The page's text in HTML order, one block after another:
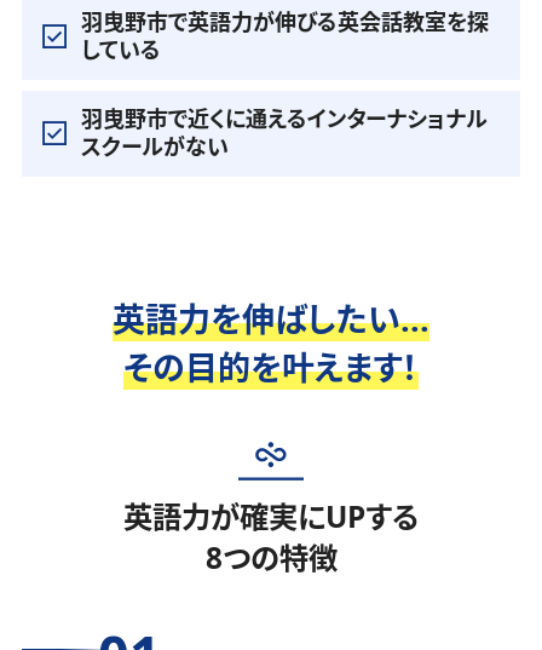
羽曳野市で英語力が伸びる英会話教室を探
している
羽曳野市で近くに通えるインターナショナル
スクールがない
英語力を伸ばしたい...
その目的を叶えます！
英語力が確実にUPする
8つの特徴